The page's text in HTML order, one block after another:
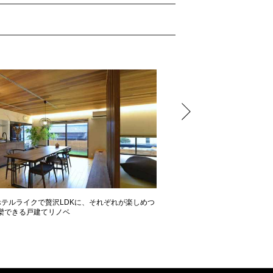
ルライクで贅沢LDKに、それぞれが楽しめつ
できる戸建てリノベ